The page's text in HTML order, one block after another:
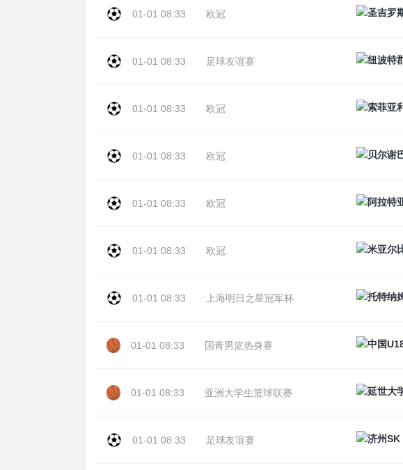
01-01 08:33 欧冠
01-01 08:33 足球友谊赛
01-01 08:33 欧冠
01-01 08:33 欧冠
01-01 08:33 欧冠
01-01 08:33 欧冠
01-01 08:33 上海明日之星冠军杯
01-01 08:33 国青男篮热身赛
01-01 08:33 亚洲大学生篮球联赛
01-01 08:33 足球友谊赛